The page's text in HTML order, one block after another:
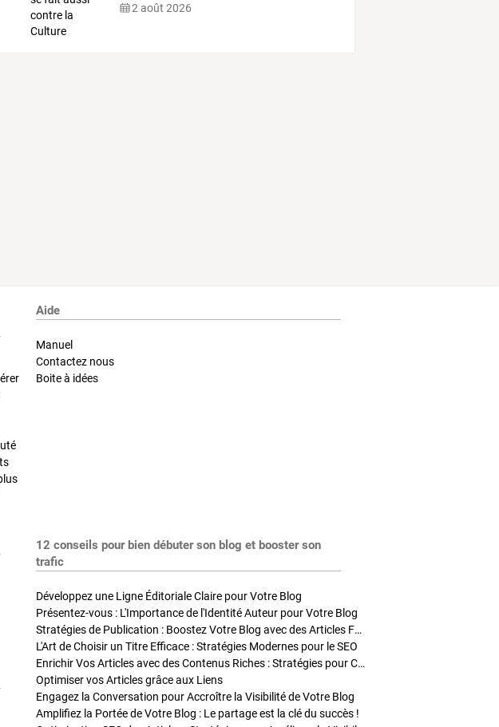
2 août 2026
Aide
Manuel
Contactez nous
Boite à idées
12 conseils pour bien débuter son blog et booster son
trafic
Développez une Ligne Éditoriale Claire pour Votre Blog
Présentez-vous : L'Importance de l'Identité Auteur pour Votre Blog
Stratégies de Publication : Boostez Votre Blog avec des Articles Fréquents et Exclusifs
L'Art de Choisir un Titre Efficace : Stratégies Modernes pour le SEO
Enrichir Vos Articles avec des Contenus Riches : Stratégies pour Captiver et Optimiser
Optimiser vos Articles grâce aux Liens
Engagez la Conversation pour Accroître la Visibilité de Votre Blog
Amplifiez la Portée de Votre Blog : Le partage est la clé du succès !